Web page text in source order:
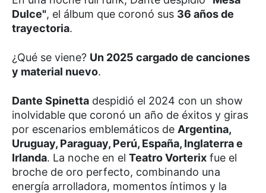
Dulce", el álbum que coronó sus 36 años de
trayectoria.
¿Qué se viene? Un 2025 cargado de canciones
y material nuevo.
Dante Spinetta despidió el 2024 con un show
inolvidable que coronó un año de éxitos y giras
por escenarios emblemáticos de Argentina,
Uruguay, Paraguay, Perú, España, Inglaterra e
Irlanda. La noche en el Teatro Vorterix fue el
broche de oro perfecto, combinando una
energía arrolladora, momentos íntimos y la